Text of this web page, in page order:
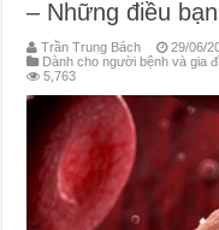
– Những điều
Trần Trung Bách
29/06/
Dành cho người bệnh và gia
5,763